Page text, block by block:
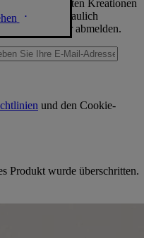
die neuesten Kreationen
vertraulich
wieder abmelden.
und den Cookie-
Produkt wurde überschritten.